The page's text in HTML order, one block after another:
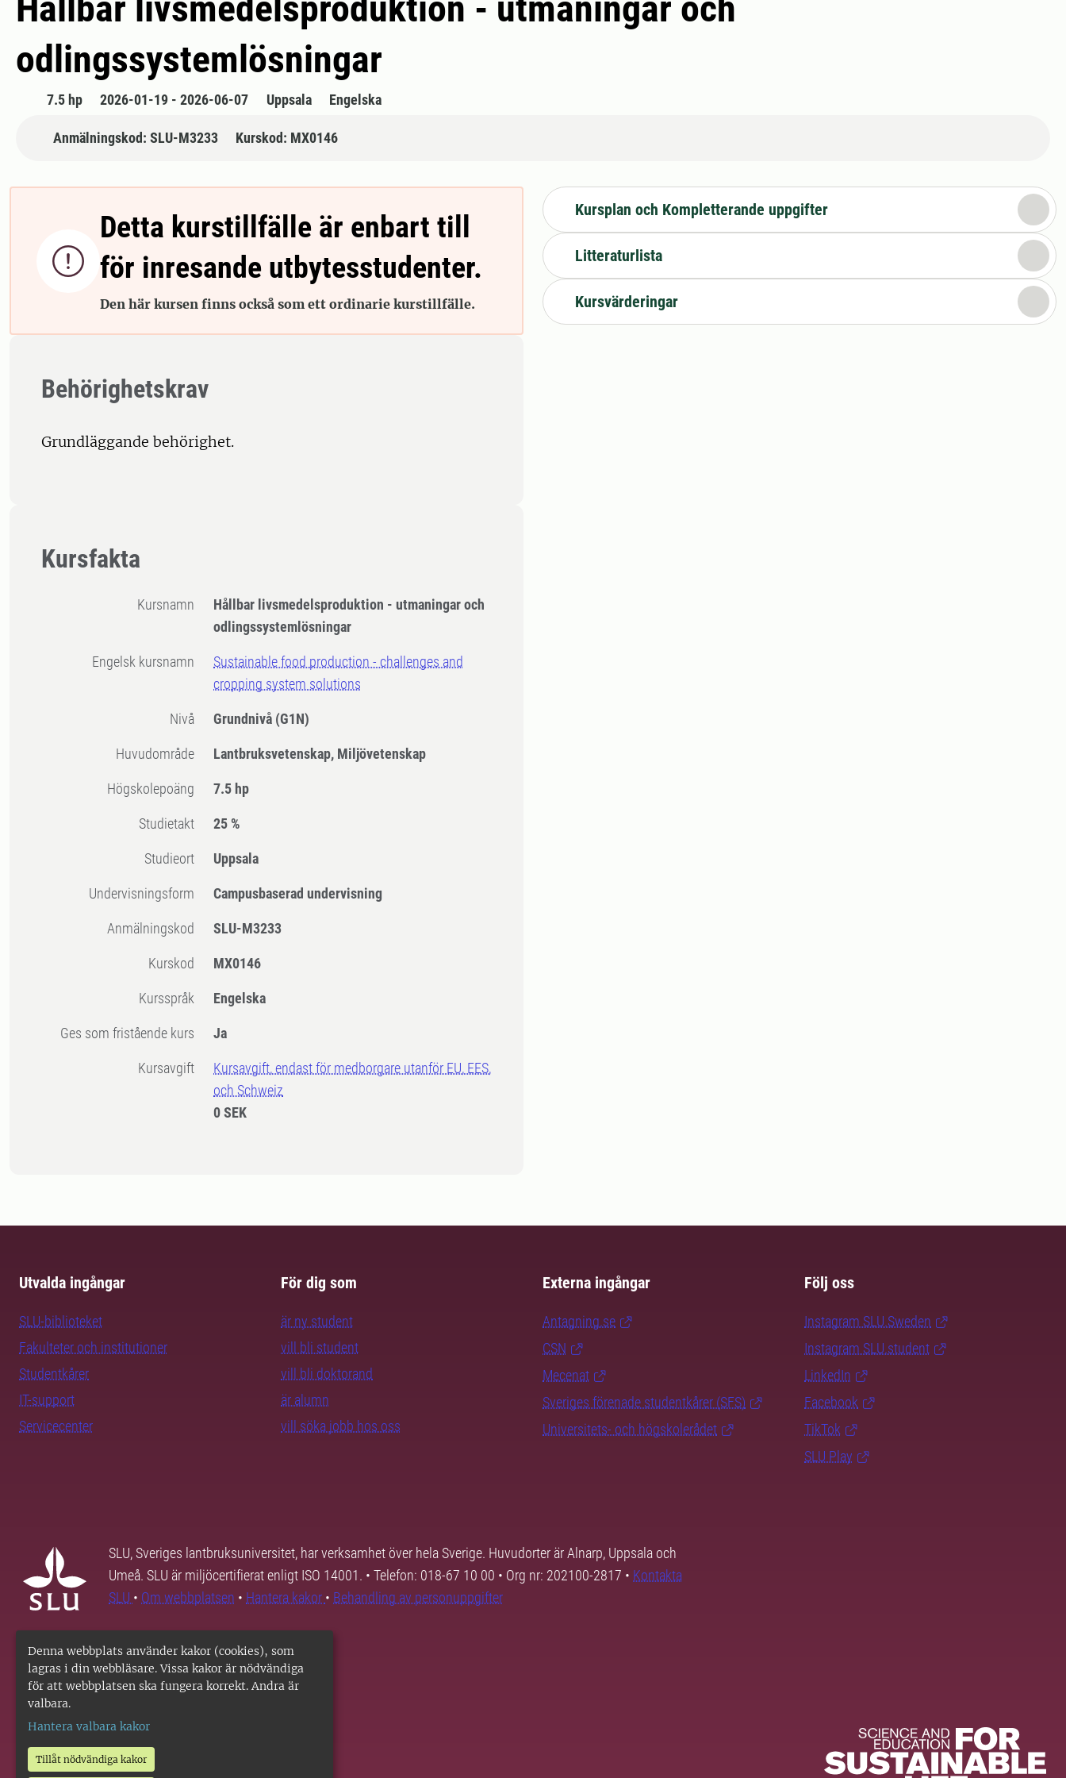
Denna webbplats använder kakor (cookies), som
lagras i din webbläsare. Vissa kakor är nödvändiga
för att webbplatsen ska fungera korrekt. Andra är
valbara.
Hantera valbara kakor
Tillåt nödvändiga kakor
odlingssystemlösningar
7.5 hp 2026-01-19 - 2026-06-07 Uppsala Engelska
Anmälningskod: SLU-M3233 Kurskod: MX0146

Detta kurstillfälle är enbart till
för inresande utbytesstudenter.
Den här kursen finns också som ett ordinarie kurstillfälle.
Behörighetskrav
Grundläggande behörighet.
Kursfakta
Kursnamn
Hållbar livsmedelsproduktion - utmaningar och
odlingssystemlösningar
Engelsk kursnamn
Sustainable food production - challenges and
cropping system solutions
Nivå Grundnivå (G1N)
Huvudområde Lantbruksvetenskap, Miljövetenskap
högskolepoäng 7.5 hp
Studietakt 25 %
Studieort Uppsala
Undervisningsform Campusbaserad undervisning
Anmälningskod SLU-M3233
Kurskod MX0146
Kursspråk Engelska
Ges som fristående kurs Ja
Kursavgift
Kursavgift, endast för medborgare utanför EU, EES,
och Schweiz
0 SEK
Kursplan och Kompletterande uppgifter
Litteraturlista
Kursvärderingar
Utvalda ingångar
SLU-biblioteket
Fakulteter och institutioner
Studentkårer
IT-support
Servicecenter
För dig som
är ny student
vill bli student
vill bli doktorand
är alumn
vill söka jobb hos oss
Externa ingångar
Antagning.se
CSN
Mecenat
Sveriges förenade studentkårer (SFS)
Universitets- och högskolerådet
Följ oss
Instagram SLU.Sweden
Instagram SLU.student
LinkedIn
Facebook
TikTok
SLU Play
SLU, Sveriges lantbruksuniversitet, har verksamhet över hela Sverige. Huvudorter är Alnarp, Uppsala och
Umeå. SLU är miljöcertifierat enligt ISO 14001. • Telefon: 018-67 10 00 • Org nr: 202100-2817 • Kontakta
SLU • Om webbplatsen • Hantera kakor • Behandling av personuppgifter